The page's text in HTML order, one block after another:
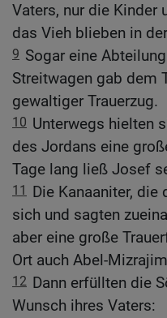
Vaters, nur die Kinder
das Vieh blieben in
9 Sogar eine
Streitwagen gab dem
gewaltiger Trauerzug.
10 Unterwegs hielten
des Jordans eine
Tage lang ließ Josef
11
Die Kanaaniter, die
sich und sagten
aber eine große
Ort auch Abel-
12 Dann erfüllten die
Wunsch ihres Vaters: